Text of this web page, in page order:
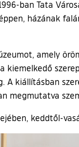
ban Tata
házának
amely
kiemelkedő
kiállításban
megmutatva
keddtől-